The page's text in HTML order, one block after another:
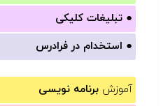
● تبلیغات کلیکی
● استخدام در فرادرس
آموزش برنامه نویسی